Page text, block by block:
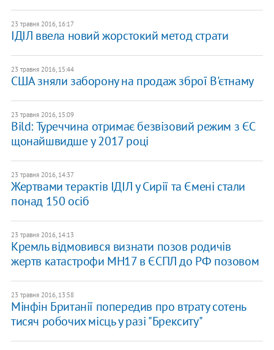
23 травня 2016, 16:17
ІДІЛ ввела новий жорстокий метод страти
23 травня 2016, 15:44
США зняли заборону на продаж зброї В'єтнаму
23 травня 2016, 15:09
Bild: Туреччина отримає безвізовий режим з ЄС
щонайшвидше у 2017 році
23 травня 2016, 14:37
Жертвами терактів ІДІЛ у Сирії та Ємені стали
понад 150 осіб
23 травня 2016, 14:13
Кремль відмовився визнати позов родичів
жертв катастрофи MH17 в ЄСПЛ до РФ позовом
23 травня 2016, 13:58
Мінфін Британії попередив про втрату сотень
тисяч робочих місць у разі "Брекситу"